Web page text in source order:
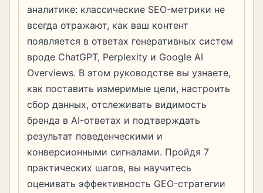
аналитике: классические SEO-метрики не
всегда отражают, как ваш контент
появляется в ответах генеративных систем
вроде ChatGPT, Perplexity и Google AI
Overviews. В этом руководстве вы узнаете,
как поставить измеримые цели, настроить
сбор данных, отслеживать видимость
бренда в AI-ответах и подтверждать
результат поведенческими и
конверсионными сигналами. Пройдя 7
практических шагов, вы научитесь
оценивать эффективность GEO-стратегии